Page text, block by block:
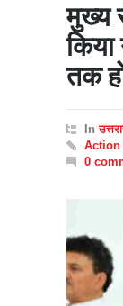
मुख्य
किया
तक
In
Action
0